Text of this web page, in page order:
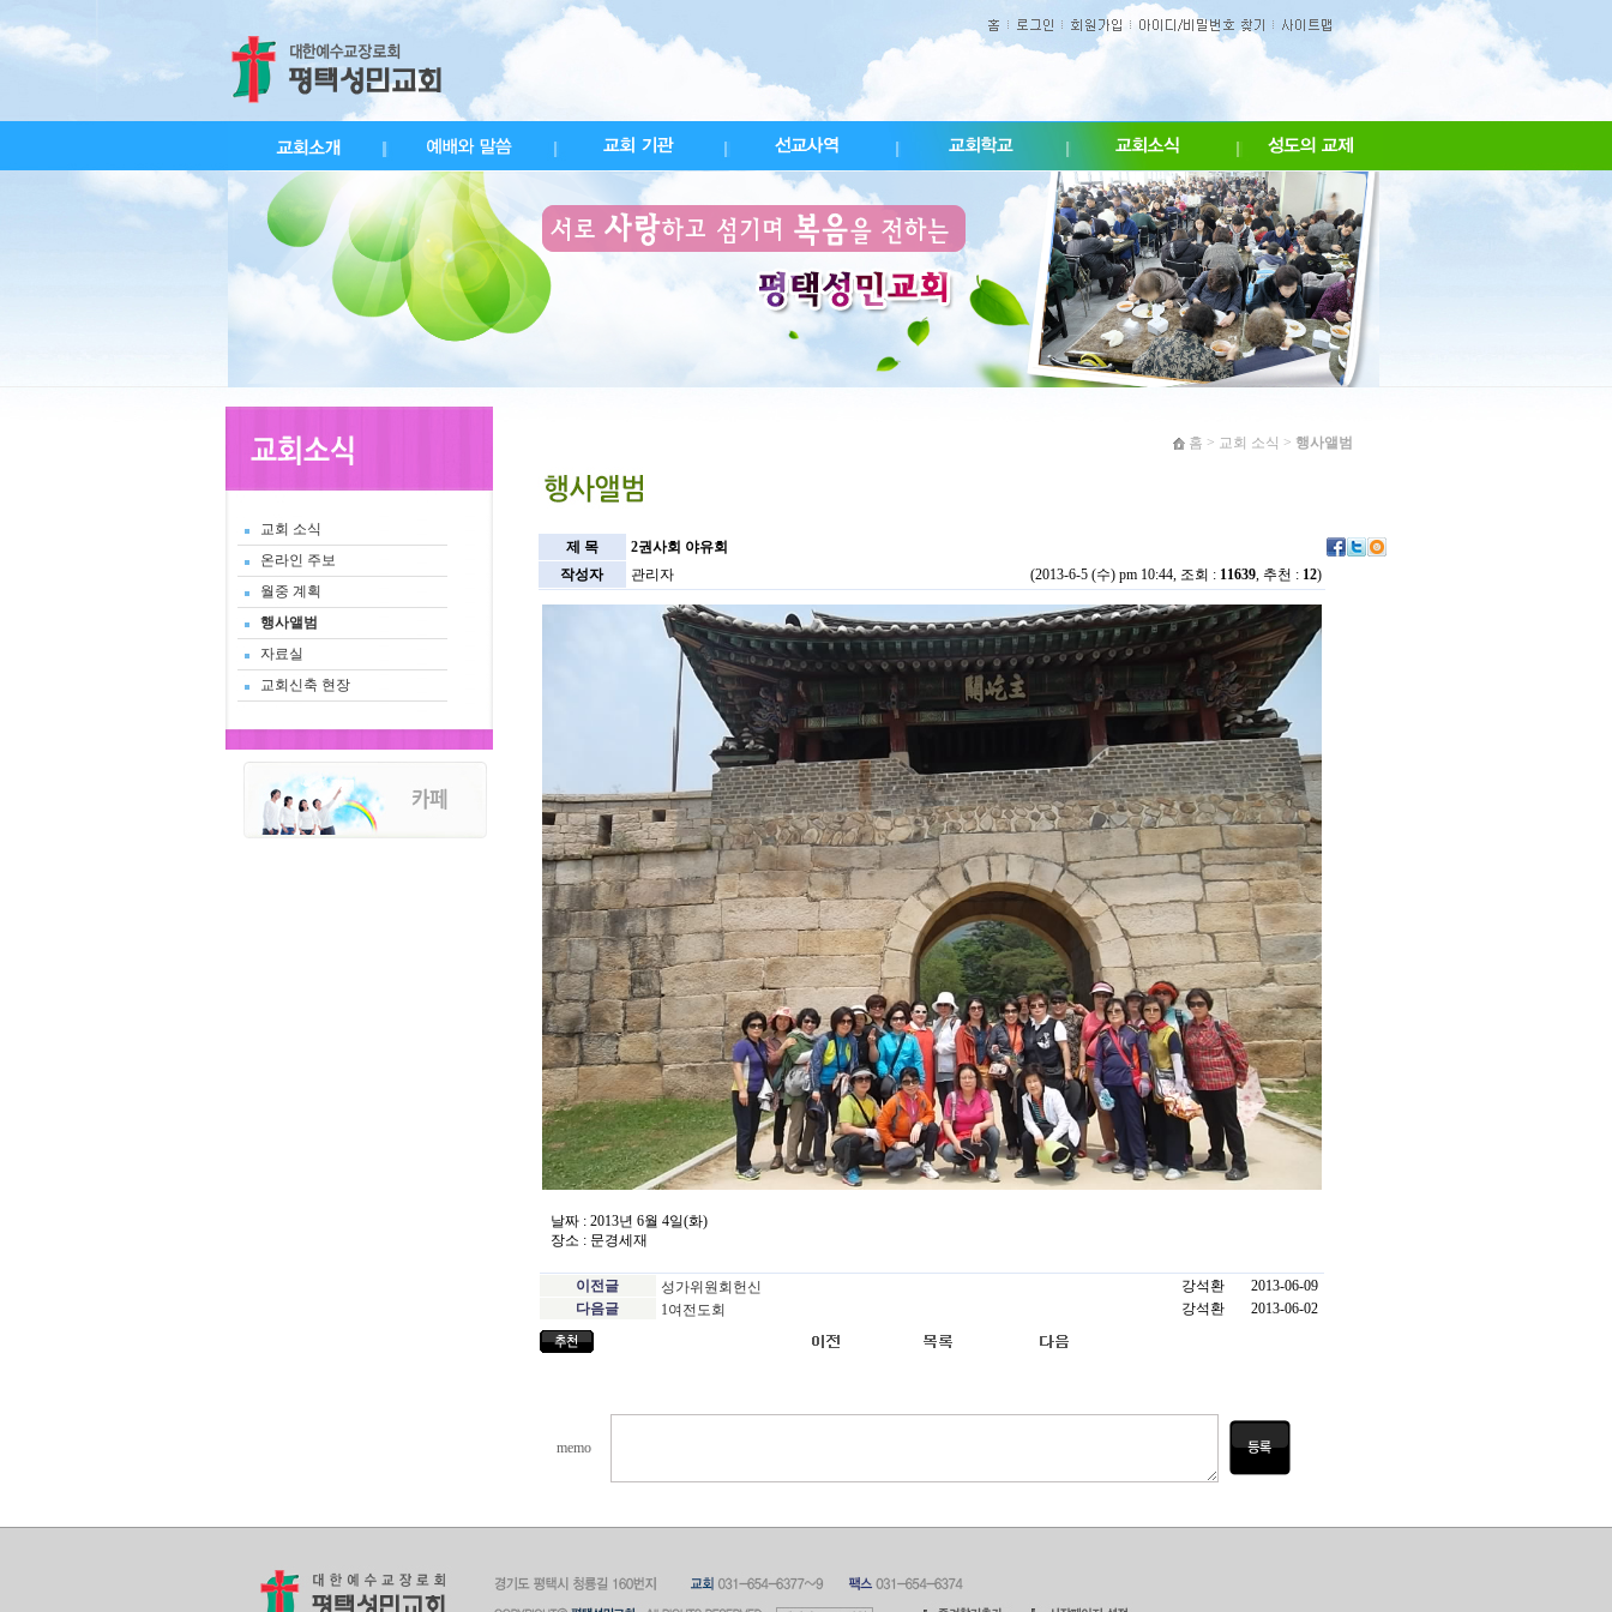
교회 소식
온라인 주보
월중 계획
행사앨범
자료실
교회신축 현장
홈 > 교회 소식 > 행사앨범
제 목
2권사회 야유회
작성자
관리자 (2013-6-5 (수) pm 10:44, 조회 : 11639, 추천 : 12)
날짜 : 2013년 6월 4일(화)
장소 : 문경세재
이전글 성가위원회헌신 강석환
2013-06-09
다음글
1여전도회 강석환 2013-06-02
memo